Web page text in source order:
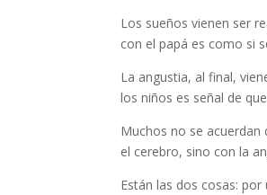
Los sueños vienen ser
con el papá es como si
La angustia, al final,
los niños es señal de
Muchos no se
el cerebro, sino con la
Están las dos cosas: